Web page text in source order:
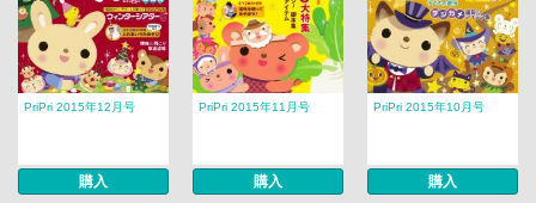
PriPri 2015年12月号
購入
PriPri 2015年11月号
購入
PriPri 2015年10月号
購入